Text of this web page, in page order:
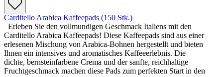
Carditello Arabica Kaffeepads (150 Stk.)
Erleben Sie den vollmundigen Geschmack Italiens mit den
Carditello Arabica Kaffeepads! Diese Kaffeepads sind aus einer
erlesenen Mischung von Arabica-Bohnen hergestellt und bieten
Ihnen ein intensives und aromatisches Kaffeeerlebnis. Die
dichte, bernsteinfarbene Crema und der sanfte, reichhaltige
Fruchtgeschmack machen diese Pads zum perfekten Start in den